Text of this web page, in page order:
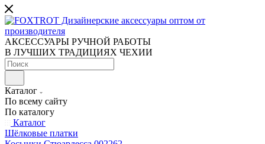
АКСЕССУАРЫ РУЧНОЙ РАБОТЫ
В ЛУЧШИХ ТРАДИЦИЯХ ЧЕХИИ
Каталог
По всему сайту
По каталогу
Каталог
Шёлковые платки